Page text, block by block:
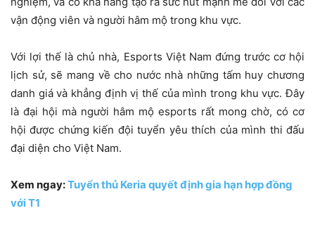
vận động viên và người hâm mộ trong khu vực.
Với lợi thế là chủ nhà, Esports Việt Nam đứng trước cơ hội
lịch sử, sẽ mang về cho nước nhà những tấm huy chương
danh giá và khẳng định vị thế của mình trong khu vực. Đây
là đại hội mà người hâm mộ esports rất mong chờ, có cơ
hội được chứng kiến ​​đội tuyển yêu thích của mình thi đấu
đại diện cho Việt Nam.
Xem ngay:Tuyển thủ Keria quyết định gia hạn hợp đồng
với T1